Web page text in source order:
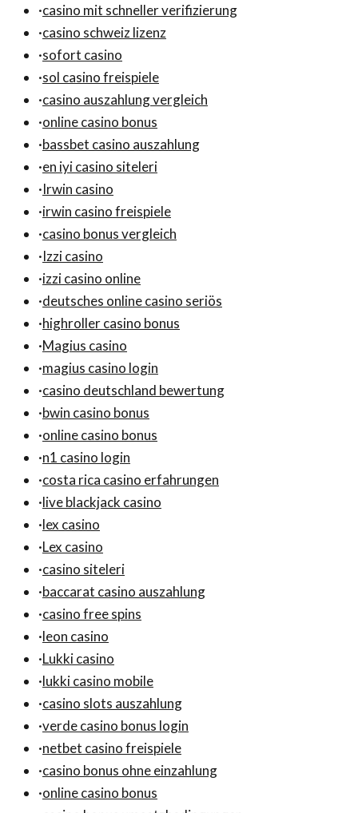
·casino mit schneller verifizierung
·casino schweiz lizenz
·sofort casino
·sol casino freispiele
·casino auszahlung vergleich
·online casino bonus
·bassbet casino auszahlung
·en iyi casino siteleri
·Irwin casino
·irwin casino freispiele
·casino bonus vergleich
·Izzi casino
·izzi casino online
·deutsches online casino seriös
·highroller casino bonus
·Magius casino
·magius casino login
·casino deutschland bewertung
·bwin casino bonus
·online casino bonus
·n1 casino login
·costa rica casino erfahrungen
·live blackjack casino
·lex casino
·Lex casino
·casino siteleri
·baccarat casino auszahlung
·casino free spins
·leon casino
·Lukki casino
·lukki casino mobile
·casino slots auszahlung
·verde casino bonus login
·netbet casino freispiele
·casino bonus ohne einzahlung
·online casino bonus